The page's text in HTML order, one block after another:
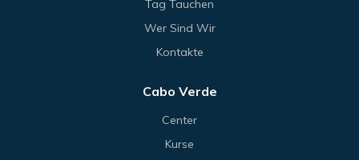
Tag Tauchen
Wer Sind Wir
Kontakte
Cabo Verde
Center
Kurse